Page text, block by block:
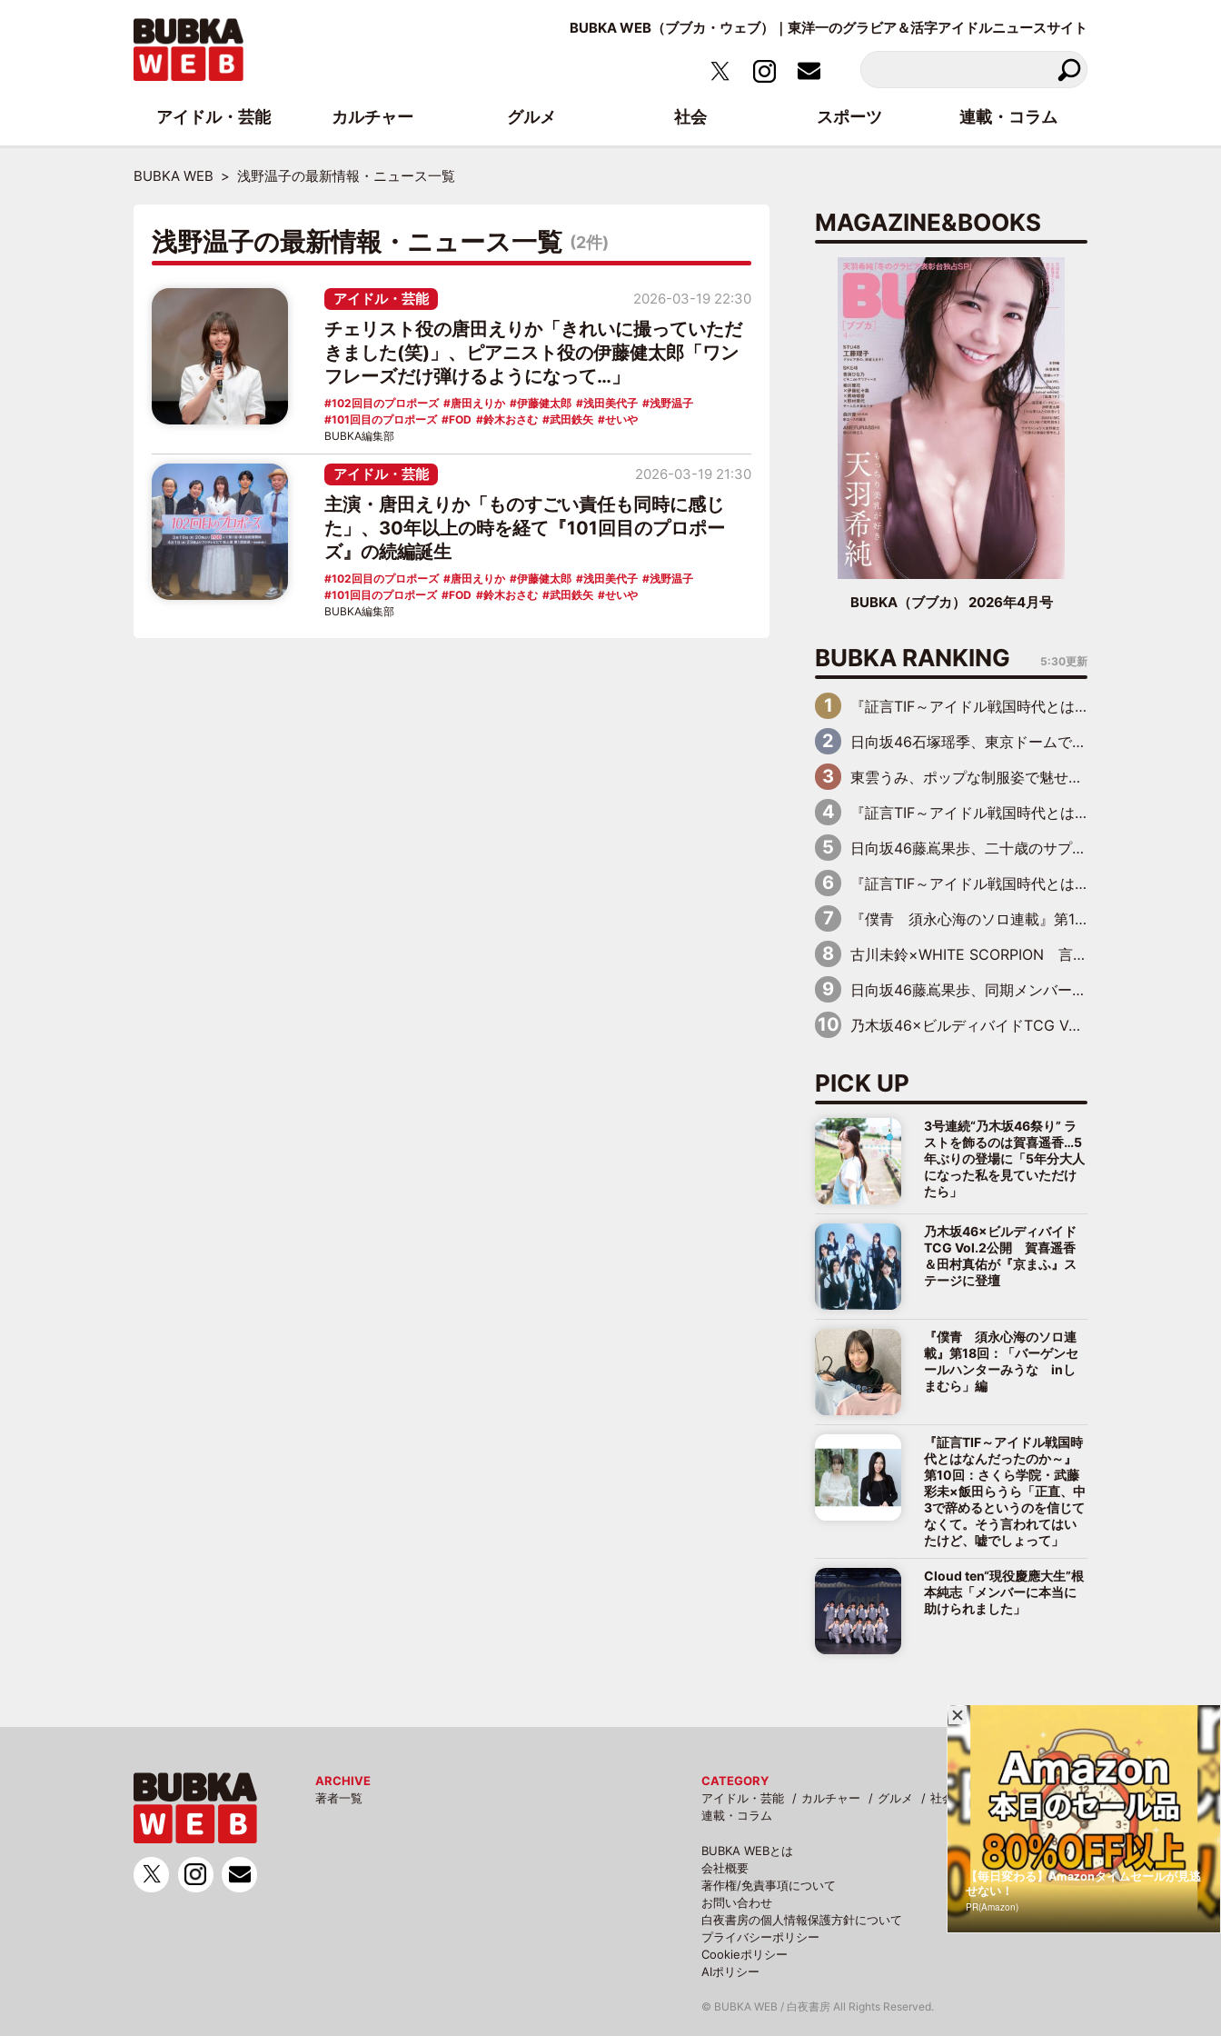
BUBKA WEB（ブブカ・ウェブ）｜東洋一のグラビア＆活字アイドルニュースサイト
BUBKA WEB 浅野温子の最新情報・ニュース一覧
浅野温子の最新情報・ニュース一覧 (2件)
アイドル・芸能
チェリスト役の唐田えりか「きれいに撮っていただ
きました(笑)」、ピアニスト役の伊藤健太郎「ワン
フレーズだけ弾けるようになって…」
102回目のプロポーズ 唐田えりか 伊藤健太郎 浅田美代子
浅野温子
101回目のプロポーズ
FOD 鈴木おさむ 武田鉄矢 せいや
2026-03-19 22:30
BUBKA編集部
アイドル・芸能
主演・唐田えりか「ものすごい責任も同時に感じ
た」、30年以上の時を経て『101回目のプロポー
ズ』の続編誕生
102回目のプロポーズ 唐田えりか 伊藤健太郎 浅田美代子
浅野温子
101回目のプロポーズ
FOD 鈴木おさむ 武田鉄矢 せいや
2026-03-19 21:30
BUBKA編集部
MAGAZINE&BOOKS
BUBKA（ブブカ） 2026年4月号
BUBKA RANKING 5:30更新
『証言TIF～アイドル戦国時代とはなんだったのか～』第6回：でんぱ組.inc・古川未鈴×相沢梨紗「『ハロプロやりたかったな』って言ったら、夢眠ねむさんに『てめえはでんぱ組．incなんだよ！』って肩パンされて(笑)」
日向坂46石塚瑶季、東京ドームで“観戦バレ”！ ナイツ・塙も認めた「巨人に詳しすぎるアイドル」は元VENUSスクール生で杉内コーチ推し⁉
東雲うみ、ポップな制服姿で魅せる“東雲グリーン”の正体
『証言TIF～アイドル戦国時代とはなんだったのか～』第8回：Negicco・Nao☆×Megu×Kaede「東京からオファーが来たのと、梨の皮剥きとどっちが大事なんだって」
日向坂46藤嶌果歩、二十歳のサプライズバースデーに大喜び「頼られる先輩になれるように努力していきたい」
『証言TIF～アイドル戦国時代とはなんだったのか～』第10回：さくら学院・武藤彩未×飯田らうら「正直、中3で辞めるというのを信じてなくて。そう言われてはいたけど、嘘でしょって」
『僕青 須永心海のソロ連載』第18回：「バーゲンセールハンターみうな inしまむら」編
古川未鈴×WHITE SCORPION 言葉が背中を押した“それぞれの決意”
日向坂46藤嶌果歩、同期メンバーの反応を明かす「『大人になりましたね』と言って見てくれました」
乃木坂46×ビルディバイドTCG Vol.2公開 賀喜遥香＆田村真佑が『京まふ』ステージに登壇
PICK UP
3号連続“乃木坂46祭り” ラ
ストを飾るのは賀喜遥香…5
年ぶりの登場に「5年分大人
になった私を見ていただけ
たら」
乃木坂46×ビルディバイド
TCG Vol.2公開 賀喜遥香
＆田村真佑が『京まふ』ス
テージに登壇
『僕青 須永心海のソロ連
載』第18回：「バーゲンセ
ールハンターみうな inし
まむら」編
『証言TIF～アイドル戦国時
代とはなんだったのか～』
第10回：さくら学院・武藤
彩未×飯田らうら「正直、中
3で辞めるというのを信じて
なくて。そう言われてはい
たけど、嘘でしょって」
Cloud ten“現役慶應大生”根
本純志「メンバーに本当に
助けられました」
ARCHIVE
著者一覧
CATEGORY
アイドル・芸能
カルチャー グルメ 社会
スポーツ
連載・コラム
BUBKA WEBとは
会社概要
著作権/免責事項について
お問い合わせ
白夜書房の個人情報保護方針について
プライバシーポリシー
Cookieポリシー
AIポリシー
© BUBKA WEB / 白夜書房 All Rights Reserved.
アイドル・芸能 カルチャー グルメ 社会 スポーツ 連載・コラム
【毎日変わる】Amazonタイムセールが見逃
せない！
PR(Amazon)